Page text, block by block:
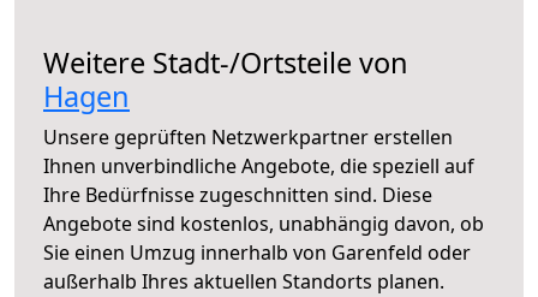
Weitere Stadt-/Ortsteile von
Hagen
Unsere geprüften Netzwerkpartner erstellen
Ihnen unverbindliche Angebote, die speziell auf
Ihre Bedürfnisse zugeschnitten sind. Diese
Angebote sind kostenlos, unabhängig davon, ob
Sie einen Umzug innerhalb von Garenfeld oder
außerhalb Ihres aktuellen Standorts planen.